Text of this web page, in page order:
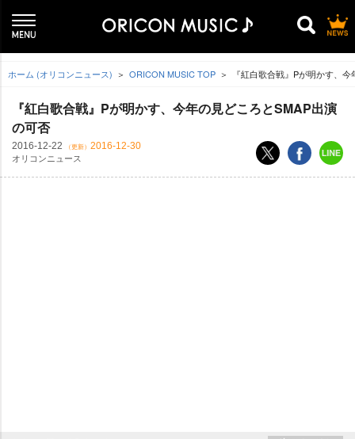
ホーム (オリコンニュース) ORICON MUSIC TOP 『紅白歌合戦』Pが明かす、
『紅白歌合戦』Pが明かす、今年の見どころとSMAP出演
の可否
2016-12-22 （更新） 2016-12-30
オリコンニュース